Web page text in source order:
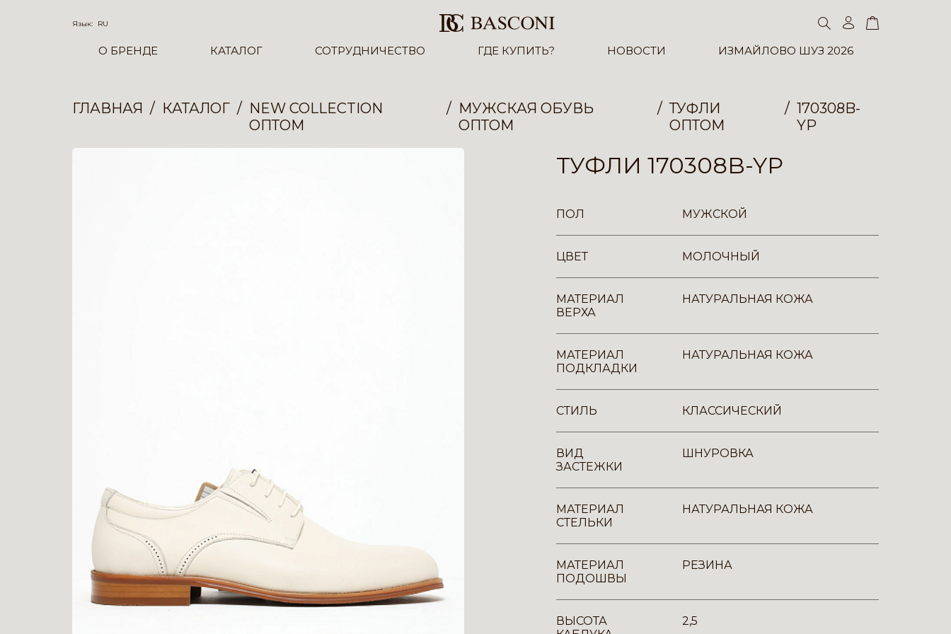
Язык: RU
О БРЕНДЕ КАТАЛОГ СОТРУДНИЧЕСТВО ГДЕ КУПИТЬ? НОВОСТИ ИЗМАЙЛОВО ШУЗ 2026
ГЛАВНАЯ КАТАЛОГ
NEW COLLECTION
ОПТОМ
МУЖСКАЯ ОБУВЬ
ОПТОМ
ТУФЛИ
ОПТОМ
170308B-
YP
ТУФЛИ 170308B-YP
ПОЛ МУЖСКОЙ
ЦВЕТ МОЛОЧНЫЙ
МАТЕРИАЛ
ВЕРХА
НАТУРАЛЬНАЯ КОЖА
МАТЕРИАЛ
ПОДКЛАДКИ
НАТУРАЛЬНАЯ КОЖА
СТИЛЬ КЛАССИЧЕСКИЙ
ВИД
ЗАСТЕЖКИ
ШНУРОВКА
МАТЕРИАЛ
СТЕЛЬКИ
НАТУРАЛЬНАЯ КОЖА
МАТЕРИАЛ
ПОДОШВЫ
РЕЗИНА
ВЫСОТА
2,5